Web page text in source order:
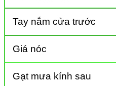
Tay nắm cửa trước
Giá nóc
Gạt mưa kính sau